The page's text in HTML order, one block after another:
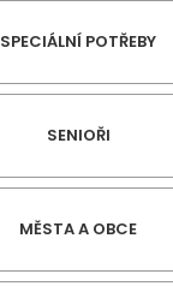
SPECIÁLNÍ POTŘEBY
SENIOŘI
MĚSTA A OBCE